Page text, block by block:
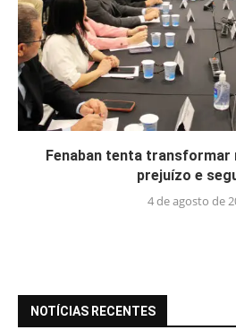
Fenaban tenta transformar
prejuízo e
4 de agosto de
NOTÍCIAS RECENTES